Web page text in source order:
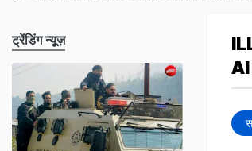
AI
ट्रेंडिंग न्यूज़